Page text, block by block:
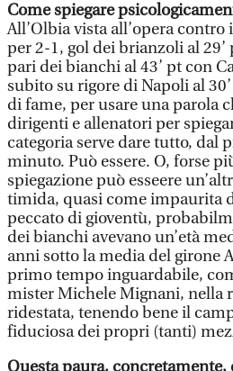
Come spiegare
All’Olbia vista all’opera contro
per 2-1, gol dei brianzoli al 29’
pari dei bianchi al 43’ pt con
subito su rigore di Napoli al
di fame, per usare una parola
dirigenti e allenatori per
categoria serve dare tutto, dal
minuto. Può essere. O, forse
spiegazione può esseere
timida, quasi come impaurita
peccato di gioventù,
dei bianchi avevano un’età
anni sotto la media del girone
primo tempo inguardabile,
mister Michele Mignani, nella
ridestata, tenendo bene il
fiduciosa dei propri (tanti)
Questa paura, concretamente,